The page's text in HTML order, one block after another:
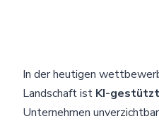
In der heutigen
Landschaft ist KI-
Unternehmen